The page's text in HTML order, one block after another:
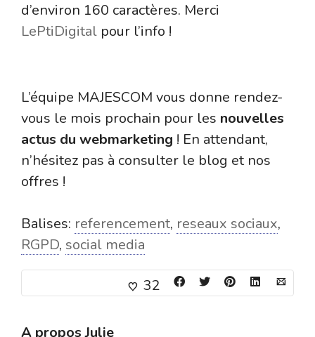
d’environ 160 caractères. Merci
LePtiDigital pour l’info !
L’équipe MAJESCOM vous donne rendez-
vous le mois prochain pour les nouvelles
actus du webmarketing ! En attendant,
n’hésitez pas à consulter le blog et nos
offres !
Balises: referencement, reseaux sociaux,
RGPD, social media
32
A proposJulie